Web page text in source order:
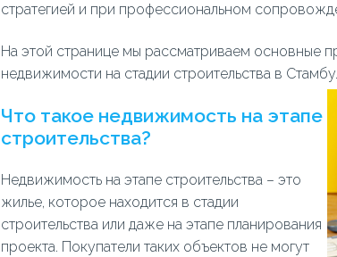
стратегией и при профессиональном
На этой странице мы рассматриваем основные
недвижимости на стадии строительства в
Что такое недвижимость на этапе
строительства?
Недвижимость на этапе строительства – это
жилье, которое находится в стадии
строительства или даже на этапе планирования
проекта. Покупатели таких объектов не могут